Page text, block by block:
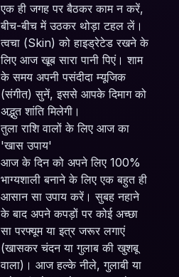
एक ही जगह पर बैठकर काम न करें,
बीच-बीच में उठकर थोड़ा टहल लें।
त्वचा (Skin) को हाइड्रेटेड रखने के
लिए आज खूब सारा पानी पिएं। शाम
के समय अपनी पसंदीदा म्यूजिक
(संगीत) सुनें, इससे आपके दिमाग को
अद्भुत शांति मिलेगी।
तुला राशि वालों के लिए आज का
'खास उपाय'
आज के दिन को अपने लिए 100%
भाग्यशाली बनाने के लिए एक बहुत ही
आसान सा उपाय करें। सुबह नहाने
के बाद अपने कपड़ों पर कोई अच्छा
सा परफ्यूम या इत्र जरूर लगाएं
(खासकर चंदन या गुलाब की खुशबू
वाला)। आज हल्के नीले, गुलाबी या